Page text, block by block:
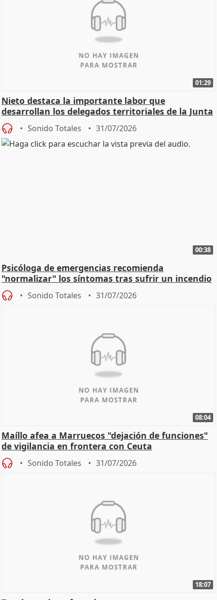
01:29
Nieto destaca la importante labor que
desarrollan los delegados territoriales de la Junta
Sonido Totales 31/07/2026
00:38
Psicóloga de emergencias recomienda
"normalizar" los síntomas tras sufrir un incendio
Sonido Totales 31/07/2026
08:04
Maíllo afea a Marruecos "dejación de funciones"
de vigilancia en frontera con Ceuta
Sonido Totales 31/07/2026
18:07